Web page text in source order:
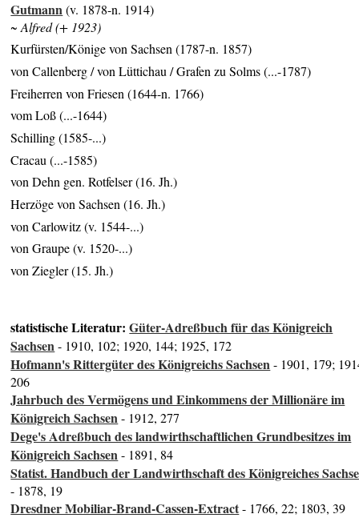
Gutmann(v. 1878-n. 1914)
~ Alfred (+ 1923)
Kurfürsten/Könige von Sachsen (1787-n. 1857)
von Callenberg / von Lüttichau / Grafen zu Solms (...-1787)
Freiherren von Friesen (1644-n. 1766)
vom Loß (...-1644)
Schilling (1585-...)
Cracau (...-1585)
von Dehn gen. Rotfelser (16. Jh.)
Herzöge von Sachsen (16. Jh.)
von Carlowitz (v. 1544-...)
von Graupe (v. 1520-...)
von Ziegler (15. Jh.)
statistische Literatur:Güter-Adreßbuch für das Königreich
Sachsen- 1910, 102; 1920, 144; 1925, 172
Hofmann's Rittergüter des Königreichs Sachsen- 1901, 179;
206
Jahrbuch des Vermögens und Einkommens der Millionäre im
Königreich Sachsen- 1912, 277
Dege's Adreßbuch des landwirthschaftlichen Grundbesitzes im
Königreich Sachsen- 1891, 84
Statist. Handbuch der Landwirthschaft des Königreiches
- 1878, 19
Dresdner Mobiliar-Brand-Cassen-Extract- 1766, 22; 1803, 39